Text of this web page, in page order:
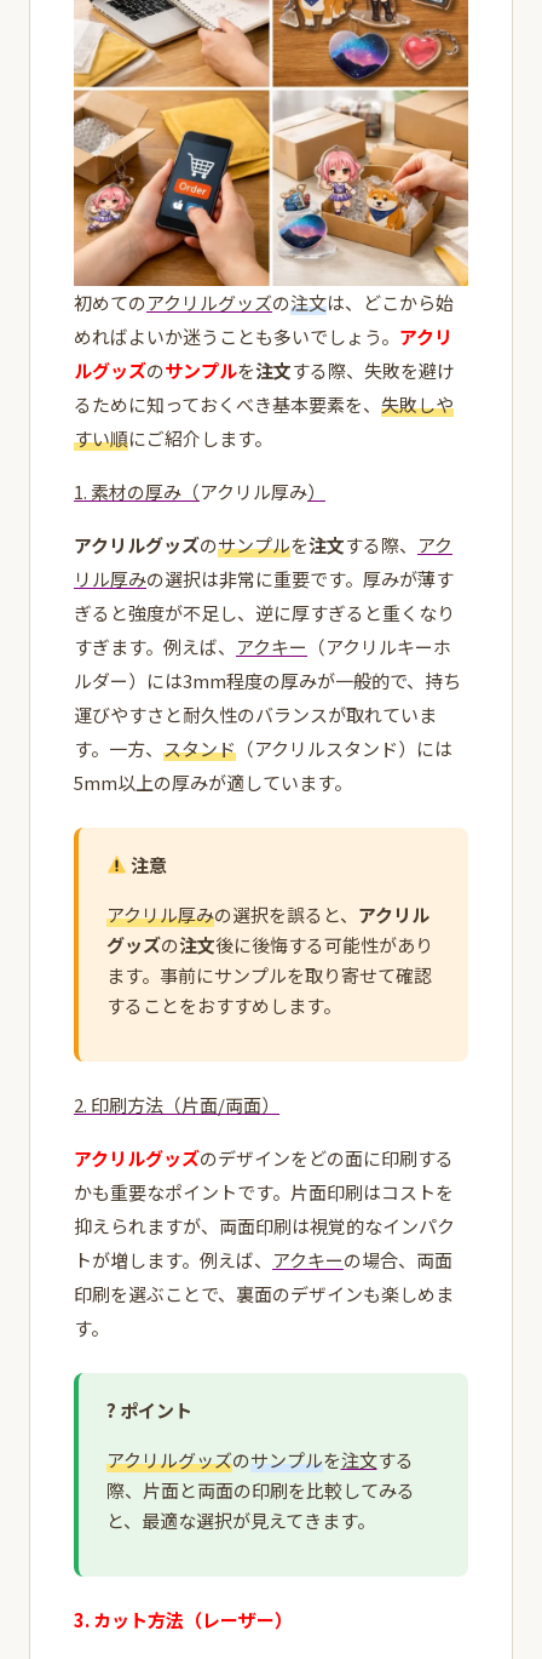
初めてのアクリルグッズの注文は、どこから始
めればよいか迷うことも多いでしょう。 アクリ
ルグッズのサンプルを注文する際、失敗を避け
るために知っておくべき基本要素を、 失敗しや
すい順にご紹介します。
1. 素材の厚み（アクリル厚み）
アクリルグッズのサンプルを注文する際、 アク
リル厚みの選択は非常に重要です。厚みが薄す
ぎると強度が不足し、逆に厚すぎると重くなり
すぎます。例えば、 アクキー （アクリルキーホ
ルダー）には3mm程度の厚みが一般的で、持ち
運びやすさと耐久性のバランスが取れていま
す。一方、 スタンド （アクリルスタンド）には
5mm以上の厚みが適しています。
注意
アクリル厚みの選択を誤ると、 アクリル
グッズの注文後に後悔する可能性があり
ます。事前にサンプルを取り寄せて確認
することをおすすめします。
2. 印刷方法（片面/両面）
アクリルグッズのデザインをどの面に印刷する
かも重要なポイントです。片面印刷はコストを
抑えられますが、両面印刷は視覚的なインパク
トが増します。例えば、 アクキーの場合、両面
印刷を選ぶことで、裏面のデザインも楽しめま
す。
? ポイント
アクリルグッズのサンプルを注文する
際、片面と両面の印刷を比較してみる
と、最適な選択が見えてきます。
3. カット方法（レーザー）